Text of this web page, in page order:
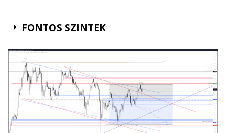
FONTOS SZINTEK